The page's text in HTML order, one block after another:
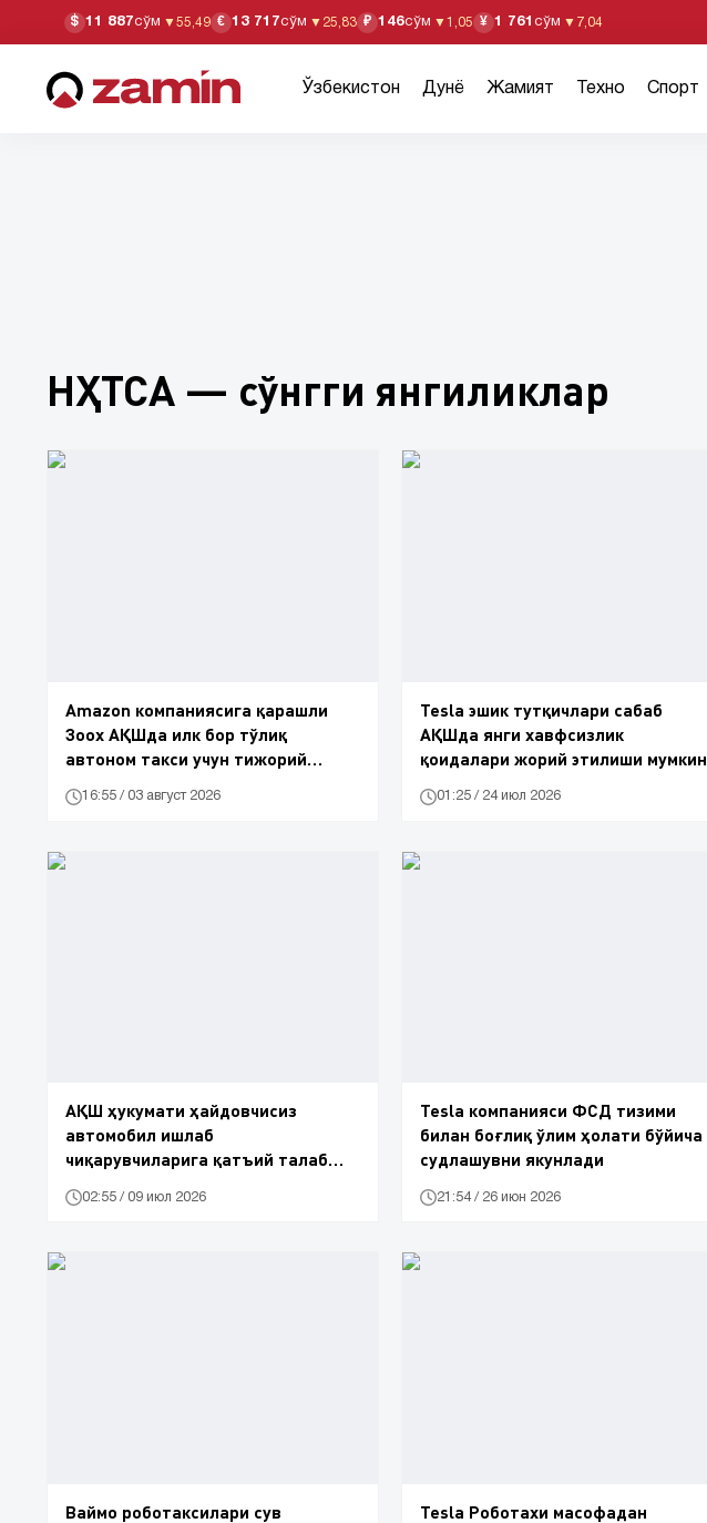
$ 11 887сўм ▼55,49 € 13 717сўм ▼ 25,83 ₽ 146сўм ▼1,05 ¥ 1 761 сўм ▼ 7,04
Ўзбекистон Дунё Жамият Техно Спорт
НҲТСА — сўнгги янгиликлар
Amazon компаниясига қарашли
Зоох АҚШда илк бор тўлиқ
автоном такси учун тижорий
16:55 / 03 август 2026
Tesla эшик тутқичлари сабаб
АҚШда янги хавфсизлик
қоидалари жорий этилиши мумкин
01:25 / 24 июл 2026
АҚШ ҳукумати ҳайдовчисиз
автомобил ишлаб
чиқарувчиларига қатъий талаб
02:55 / 09 июл 2026
Tesla компанияси ФСД тизими
билан боғлиқ ўлим ҳолати бўйича
судлашувни якунлади
21:54 / 26 июн 2026
Ваймо роботаксилари сув
Tesla Роботахи масофадан